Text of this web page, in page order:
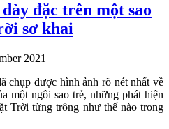
đặc trên một sao
sơ khai
2021
chụp được hình ảnh rõ nét nhất về
một ngôi sao trẻ, những phát hiện
Trời từng trông như thế nào trong